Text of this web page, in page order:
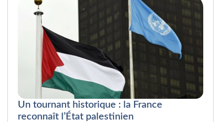
Un tournant historique : la France
reconnaît l’État palestinien